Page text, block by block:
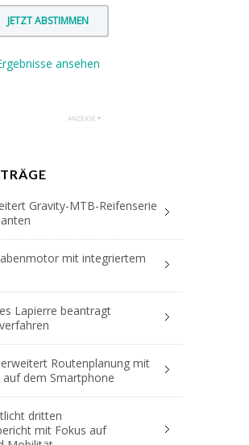
ansehen
Gravity-MTB-Reifenserie
mit integriertem
Lapierre beantragt
Routenplanung mit
dem Smartphone
dritten
mit Fokus auf